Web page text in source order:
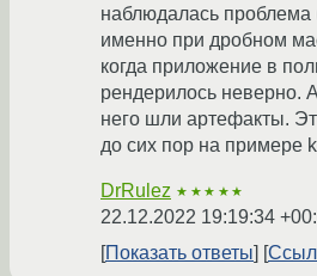
наблюдалась проблема
именно при дробном
когда приложение в
рендерилось неверно.
него шли артефакты.
до сих пор на примере
DrRulez ★★★★★
22.12.2022 19:19:34
Показать ответы